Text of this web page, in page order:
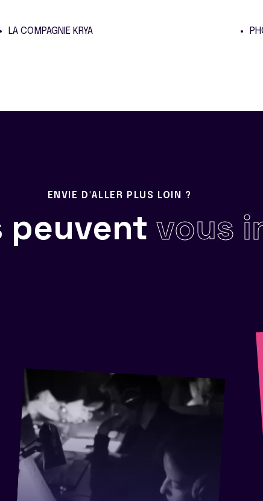
LA COMPAGNIE KRYA
ENVIE D'ALLER PLUS LOIN ?
peuvent vous